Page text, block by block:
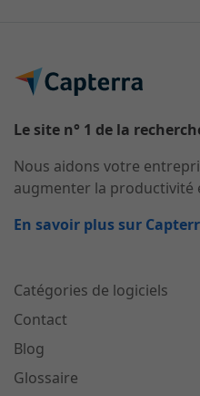
Le site n° 1 de la
Nous aidons votre
augmenter la productivité
En savoir plus sur
Catégories de logiciels
Contact
Blog
Glossaire